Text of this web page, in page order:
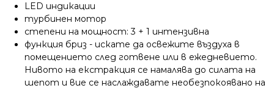
LED индикации
турбинен мотор
степени на мощност: 3 + 1 интензивна
функция бриз - искате да освежите въздуха в
помещението след готвене или в ежедневието.
Нивото на екстракция се намалява до силата на
шепот и вие се наслаждавате необезпокоявано на